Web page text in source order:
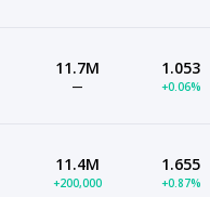
11.7M
—
1.053
+0.06%
11.4M
+200,000
1.655
+0.87%